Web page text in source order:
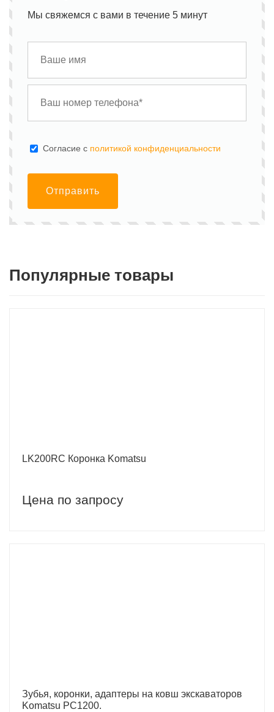
Мы свяжемся с вами в течение 5 минут
Cогласие с политикой конфиденциальности
Отправить
Популярные товары
LK200RC Коронка Komatsu
Цена по запросу
Зубья, коронки, адаптеры на ковш экскаваторов
Komatsu PC1200.